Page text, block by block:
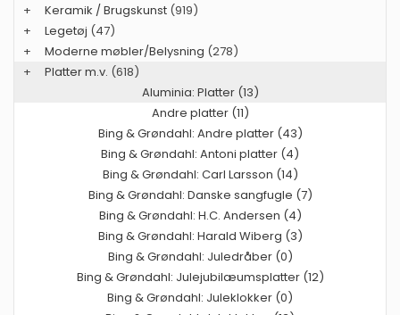
+
Keramik / Brugskunst (919)
+
Legetøj (47)
+
Moderne møbler/Belysning (278)
+
Platter m.v. (618)
Aluminia: Platter (13)
Andre platter (11)
Bing & Grøndahl: Andre platter (43)
Bing & Grøndahl: Antoni platter (4)
Bing & Grøndahl: Carl Larsson (14)
Bing & Grøndahl: Danske sangfugle (7)
Bing & Grøndahl: H.C. Andersen (4)
Bing & Grøndahl: Harald Wiberg (3)
Bing & Grøndahl: Juledråber (0)
Bing & Grøndahl: Julejubilæumsplatter (12)
Bing & Grøndahl: Juleklokker (0)